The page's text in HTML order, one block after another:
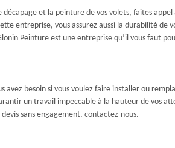
décapage et la peinture de vos volets, faites
entreprise, vous assurez aussi la durabilité de
Peinture est une entreprise qu’il vous faut
besoin si vous voulez faire installer ou
un travail impeccable à la hauteur de vos
sans engagement, contactez-nous.